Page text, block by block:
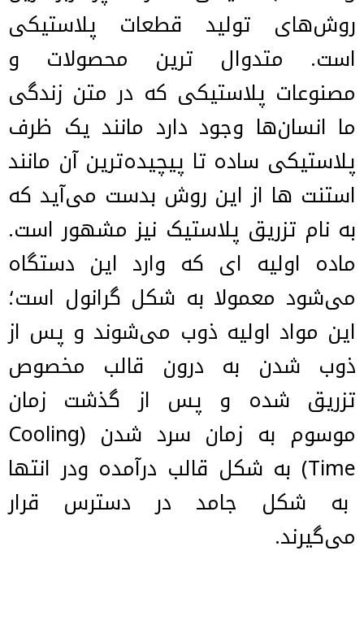
روش‌های تولید قطعات پلاستیكی
است. متدوال ترین محصولات و
مصنوعات پلاستیکی که در متن زندگی
ما انسان‌ها وجود دارد مانند یک ظرف
پلاستیکی ساده تا پیچیده‌ترین آن مانند
استنت ها از این روش بدست می‌آید که
به نام تزریق پلاستیک نیز مشهور است.
ماده اولیه ای که وارد این دستگاه
می‌شود معمولا به شکل گرانول است؛
این مواد اولیه ذوب می‌شوند و پس از
ذوب شدن به درون قالب مخصوص
تزریق شده و پس از گذشت زمان
موسوم به زمان سرد شدن (Cooling
Time) به شکل قالب درآمده ودر انتها
به شکل جامد در دسترس قرار
می‌گیرند.